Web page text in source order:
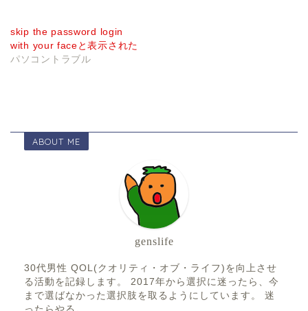
skip the password login
with your faceと表示された
パソコントラブル
ABOUT ME
genslife
30代男性 QOL(クオリティ・オブ・ライフ)を向上させ
る活動を記録します。 2017年から選択に迷ったら、今
まで選ばなかった選択肢を取るようにしています。 迷